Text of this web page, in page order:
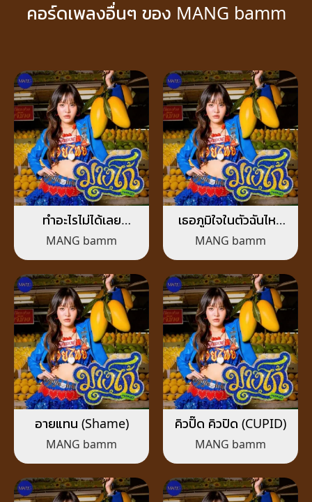
คอร์ดเพลงอื่นๆ ของ MANG bamm
ทำอะไรไม่ได้เลย
(Helpless)
MANG bamm
เธอภูมิใจในตัวฉันไหม
(I’m so proud)
MANG bamm
อายแทน (Shame)
MANG bamm
คิวปิ๊ด คิวปิด (CUPID)
MANG bamm